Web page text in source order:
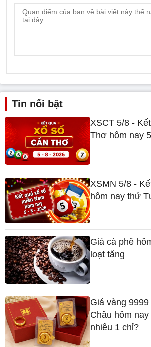
Tin nổi bật
XSCT 5/8 -
Thơ hôm nay
XSMN 5/8 -
hôm nay thứ
Giá cà phê
loạt tăng
Giá vàng
Châu hôm
nhiêu 1 chỉ?